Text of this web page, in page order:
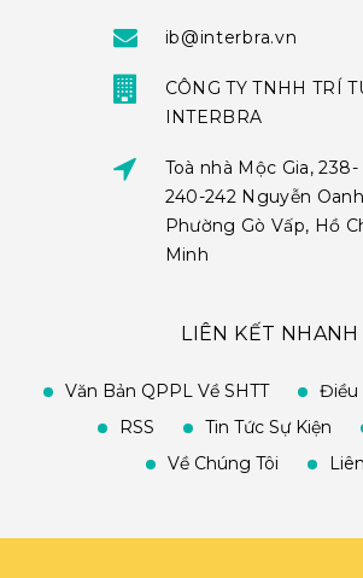
ib@interbra.vn
CÔNG TY TNHH TRÍ
INTERBRA
Toà nhà Mộc Gia, 238-
240-242 Nguyễn
Phường Gò Vấp, Hồ
Minh
LIÊN KẾT NHANH
Văn Bản QPPL Về SHTT
Điều
RSS
Tin Tức Sự Kiện
Về Chúng Tôi